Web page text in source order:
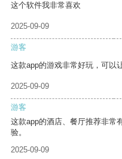
这个软件我非常喜欢
2025-09-09
游客
这款app的游戏非常好玩，可以
2025-09-09
游客
这款app的酒店、餐厅推荐非常
验。
2025-09-09